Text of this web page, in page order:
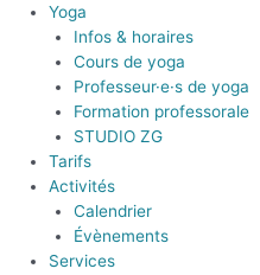
Yoga
Infos & horaires
Cours de yoga
Professeur·e·s de yoga
Formation professorale
STUDIO ZG
Tarifs
Activités
Calendrier
Évènements
Services